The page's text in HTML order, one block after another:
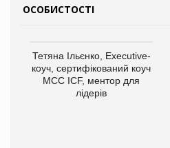
ОСОБИСТОСТІ
Тетяна Ільєнко, Executive-
коуч, сертифікований коуч
МСС ICF, ментор для
лідерів